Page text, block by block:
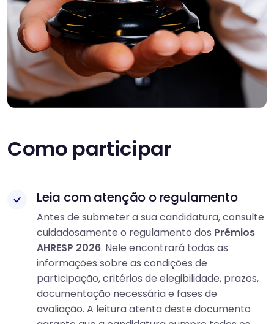
Como participar
Leia com atenção o regulamento
Antes de submeter a sua candidatura, consulte
cuidadosamente o regulamento dos Prémios
AHRESP 2026. Nele encontrará todas as
informações sobre as condições de
participação, critérios de elegibilidade, prazos,
documentação necessária e fases de
avaliação. A leitura atenta deste documento